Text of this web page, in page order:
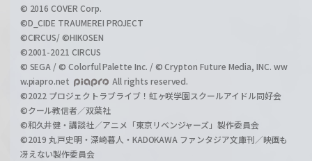
© 2016 COVER Corp.
©D_CIDE TRAUMEREI PROJECT
©CIRCUS/ ©HIKOSEN
©2001-2021 CIRCUS
© SEGA / © Colorful Palette Inc. / © Crypton Future Media, INC. ww
w.piapro.net
All rights reserved.
©2022 プロジェクトラブライブ！虹ヶ咲学園スクールアイドル同好会
©クール教信者／双葉社
©和久井健・講談社／アニメ「東京リベンジャーズ」製作委員会
©2019 丸戸史明・深崎暮人・KADOKAWA ファンタジア文庫刊／映画も
冴えない製作委員会